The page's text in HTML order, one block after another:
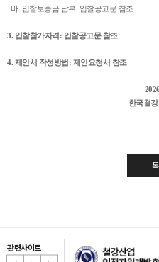
바. 입찰보증금 납부: 입찰공고문 참조
3. 입찰참가자격: 입찰공고문 참조
4. 제안서 작성방법: 제안요청서 참조
한국철
관련사이트